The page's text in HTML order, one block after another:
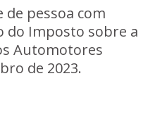
pessoa com
do Imposto sobre a
Automotores
de 2023.